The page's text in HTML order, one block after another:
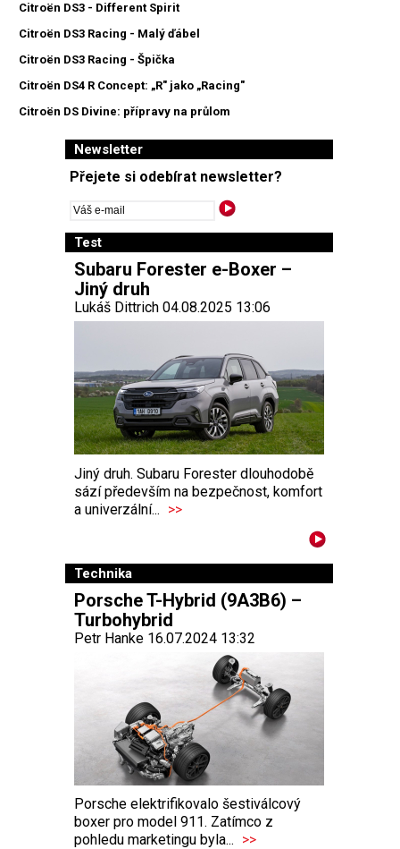
Citroën DS3 - Different Spirit
Citroën DS3 Racing - Malý ďábel
Citroën DS3 Racing - Špička
Citroën DS4 R Concept: „R" jako „Racing"
Citroën DS Divine: přípravy na průlom
Newsletter
Přejete si odebírat newsletter?
Test
Subaru Forester e-Boxer –
Jiný druh
Lukáš Dittrich 04.08.2025 13:06
Jiný druh. Subaru Forester dlouhodobě
sází především na bezpečnost, komfort
a univerzální... >>
Technika
Porsche T-Hybrid (9A3B6) –
Turbohybrid
Petr Hanke 16.07.2024 13:32
Porsche elektrifikovalo šestiválcový
boxer pro model 911. Zatímco z
pohledu marketingu byla... >>